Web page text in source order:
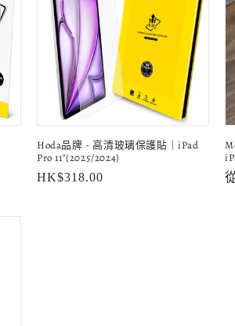
Hoda品牌 - 高清玻璃保護貼｜iPad
Pro 11"(2025/2024)
定
HK$318.00